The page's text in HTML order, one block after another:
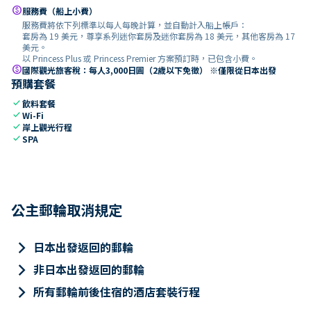
paid服務費（船上小費）
服務費將依下列標準以每人每晚計算，並自動計入船上帳戶：
套房為 19 美元，尊享系列迷你套房及迷你套房為 18 美元，其他客房為 17
美元。
以 Princess Plus 或 Princess Premier 方案預訂時，已包含小費。
paid國際觀光旅客稅：每人3,000日圓（2歲以下免徵） ※僅限從日本出發
預購套餐
check飲料套餐
checkWi-Fi
check 岸上觀光行程
checkSPA
公主郵輪取消規定
keyboard_arrow_right 日本出發返回的郵輪
keyboard_arrow_right 非日本出發返回的郵輪
keyboard_arrow_right 所有郵輪前後住宿的酒店套裝行程